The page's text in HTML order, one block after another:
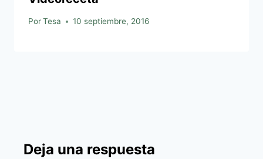
PorTesa 10 septiembre, 2016
Deja una respuesta